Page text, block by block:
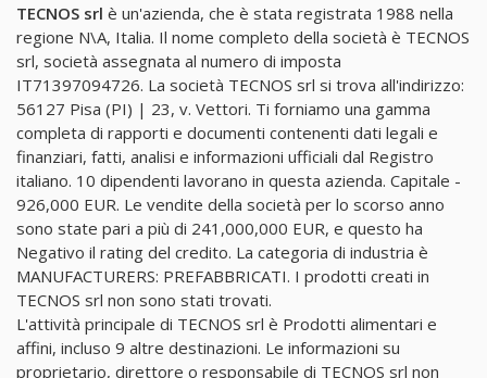
TECNOS srl è un'azienda, che è stata registrata 1988 nella
regione N\A, Italia. Il nome completo della società è TECNOS
srl, società assegnata al numero di imposta
IT71397094726. La società TECNOS srl si trova all'indirizzo:
56127 Pisa (PI) | 23, v. Vettori. Ti forniamo una gamma
completa di rapporti e documenti contenenti dati legali e
finanziari, fatti, analisi e informazioni ufficiali dal Registro
italiano. 10 dipendenti lavorano in questa azienda. Capitale -
926,000 EUR. Le vendite della società per lo scorso anno
sono state pari a più di 241,000,000 EUR, e questo ha
Negativo il rating del credito. La categoria di industria è
MANUFACTURERS: PREFABBRICATI. I prodotti creati in
TECNOS srl non sono stati trovati.
L'attività principale di TECNOS srl è Prodotti alimentari e
affini, incluso 9 altre destinazioni. Le informazioni su
proprietario, direttore o responsabile di TECNOS srl non